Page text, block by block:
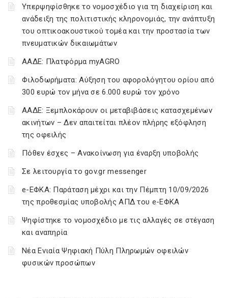
Υπερψηφίσθηκε το νομοσχέδιο για τη διαχείριση και
ανάδειξη της πολιτιστικής κληρονομιάς, την ανάπτυξη
του οπτικοακουστικού τομέα και την προστασία των
πνευματικών δικαιωμάτων
ΑΑΔΕ: Πλατφόρμα myAGRO
Φιλοδωρήματα: Αύξηση του αφορολόγητου ορίου από
300 ευρώ τον μήνα σε 6.000 ευρώ τον χρόνο
ΑΑΔΕ: Ξεμπλοκάρουν οι μεταβιβάσεις κατασχεμένων
ακινήτων – Δεν απαιτείται πλέον πλήρης εξόφληση
της οφειλής
Πόθεν έσχες – Ανακοίνωση για έναρξη υποβολής
Σε λειτουργία το gov.gr messenger
e-ΕΦΚΑ: Παράταση μέχρι και την Πέμπτη 10/09/2026
της προθεσμίας υποβολής ΑΠΔ του e-ΕΦΚΑ
Ψηφίστηκε το νομοσχέδιο με τις αλλαγές σε στέγαση
και αναπηρία
Νέα Ενιαία Ψηφιακή Πύλη Πληρωμών οφειλών
φυσικών προσώπων